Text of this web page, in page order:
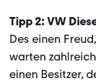
Tipp 2: VW
Des einen
warten
einen Besitzer,